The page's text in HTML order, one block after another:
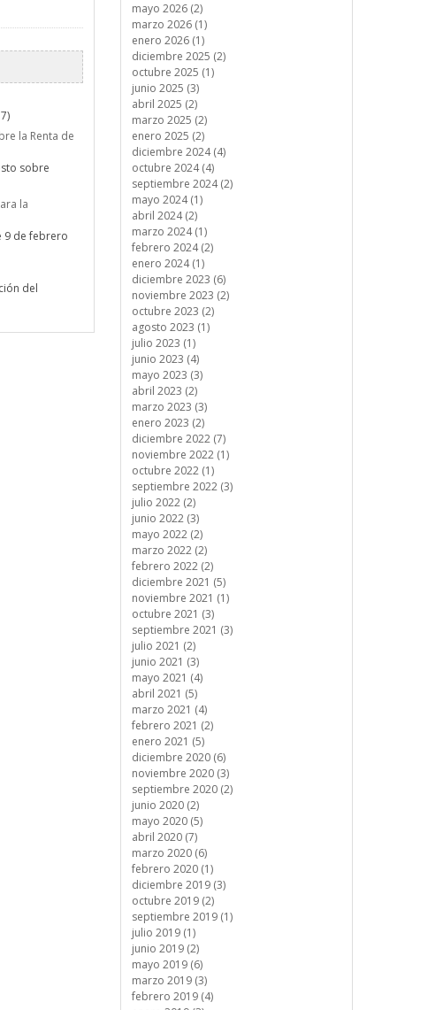
la Renta de
sobre
la
9 de febrero
del
mayo 2026 (2)
marzo 2026 (1)
enero 2026 (1)
diciembre 2025 (2)
octubre 2025 (1)
junio 2025 (3)
abril 2025 (2)
marzo 2025 (2)
enero 2025 (2)
diciembre 2024 (4)
octubre 2024 (4)
septiembre 2024 (2)
mayo 2024 (1)
abril 2024 (2)
marzo 2024 (1)
febrero 2024 (2)
enero 2024 (1)
diciembre 2023 (6)
noviembre 2023 (2)
octubre 2023 (2)
agosto 2023 (1)
julio 2023 (1)
junio 2023 (4)
mayo 2023 (3)
abril 2023 (2)
marzo 2023 (3)
enero 2023 (2)
diciembre 2022 (7)
noviembre 2022 (1)
octubre 2022 (1)
septiembre 2022 (3)
julio 2022 (2)
junio 2022 (3)
mayo 2022 (2)
marzo 2022 (2)
febrero 2022 (2)
diciembre 2021 (5)
noviembre 2021 (1)
octubre 2021 (3)
septiembre 2021 (3)
julio 2021 (2)
junio 2021 (3)
mayo 2021 (4)
abril 2021 (5)
marzo 2021 (4)
febrero 2021 (2)
enero 2021 (5)
diciembre 2020 (6)
noviembre 2020 (3)
septiembre 2020 (2)
junio 2020 (2)
mayo 2020 (5)
abril 2020 (7)
marzo 2020 (6)
febrero 2020 (1)
diciembre 2019 (3)
octubre 2019 (2)
septiembre 2019 (1)
julio 2019 (1)
junio 2019 (2)
mayo 2019 (6)
marzo 2019 (3)
febrero 2019 (4)